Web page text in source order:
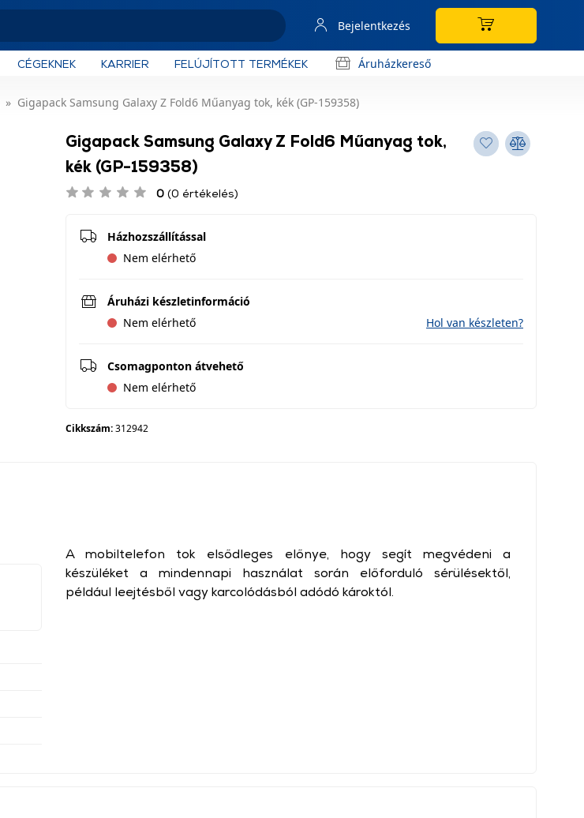
Bejelentkezés
CÉGEKNEK KARRIER FELÚJÍTOTT TERMÉKEK Áruházkereső
Gigapack Samsung Galaxy Z Fold6 Műanyag tok, kék (GP-159358)
Gigapack Samsung Galaxy Z Fold6 Műanyag tok,
kék (GP-159358)
0 (0 értékelés)
Házhozszállítással
Nem elérhető
Áruházi készletinformáció
Nem elérhető
Hol van készleten?
Csomagponton átvehető
Nem elérhető
Cikkszám:312942
A mobiltelefon tok elsődleges előnye, hogy segít megvédeni a
készüléket a mindennapi használat során előforduló sérülésektől,
például leejtésből vagy karcolódásból adódó károktól.